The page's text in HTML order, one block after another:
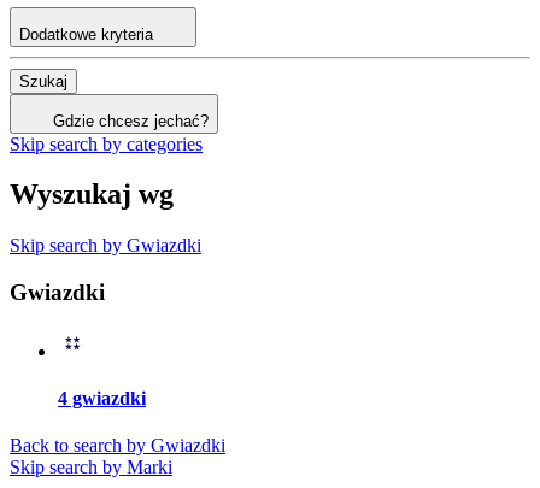
Dodatkowe kryteria
Szukaj
Gdzie chcesz jechać?
Skip search by categories
Wyszukaj wg
Skip search by Gwiazdki
Gwiazdki
4 gwiazdki
Back to search by Gwiazdki
Skip search by Marki